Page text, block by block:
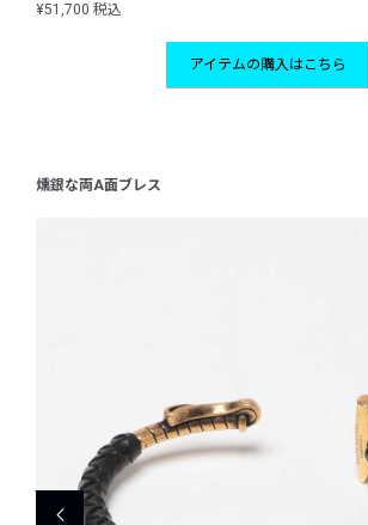
¥51,700 税込
アイテムの購入はこちら
燻銀な両A面ブレス